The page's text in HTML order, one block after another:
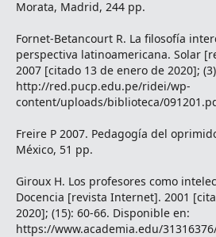
Morata, Madrid, 244 pp.
Fornet-Betancourt R. La filosofía
perspectiva latinoamericana. Solar
2007 [citado 13 de enero de 2020];
http://red.pucp.edu.pe/ridei/wp-
content/uploads/biblioteca/
Freire P 2007. Pedagogía del
México, 51 pp.
Giroux H. Los profesores como
Docencia [revista Internet]. 2001
2020]; (15): 60-66. Disponible en:
https://www.academia.edu/